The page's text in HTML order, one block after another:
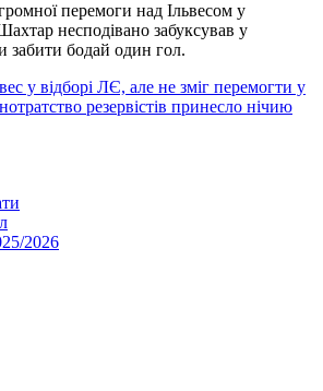
перемоги над Ільвесом у
несподівано забуксував у
забити бодай один гол.
у відборі ЛЄ, але не зміг перемогти у
резервістів принесло нічию
2026